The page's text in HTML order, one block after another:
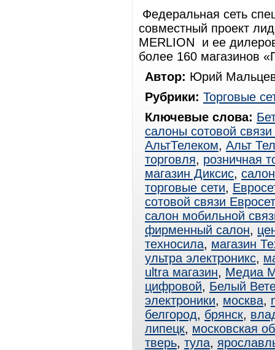
Федеральная сеть
совместный проект
MERLION и ее
более 160 магазинов
Автор: Юрий
Рубрики: Торговые
Ключевые слова:
салоны сотовой
АльтТелеком, Альт
торговля, розничная
магазин Диксис,
торговые сети,
сотовой связи
салон мобильной
фирменный салон,
техносила, магазин
ультра электроникс,
ultra магазин, Медиа
цифровой, Белый
электроники, москва,
белгород, брянск,
липецк, московская
тверь, тула,